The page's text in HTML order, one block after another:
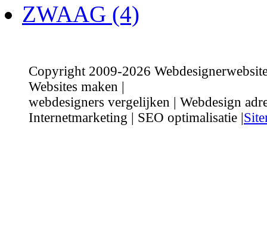
ZWAAG (4)
Copyright 2009-2026
Websites maken |
webdesigners vergelijken | Webdesign
Internetmarketing | SEO optimalisatie |